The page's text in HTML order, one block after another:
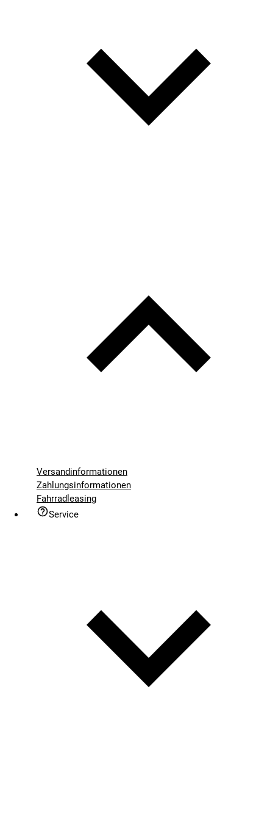
Versandinformationen
Zahlungsinformationen
Fahrradleasing
Service